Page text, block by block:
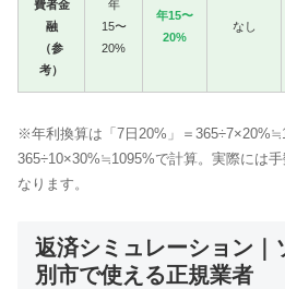
費者金
融
（参
考）
年
15〜
20%
年15〜
20%
なし
※年利換算は「7日20%」＝
365÷10×30%≒1095%で計算。実際には
なります。
返済シミュレーション｜
別市で使える正規業者